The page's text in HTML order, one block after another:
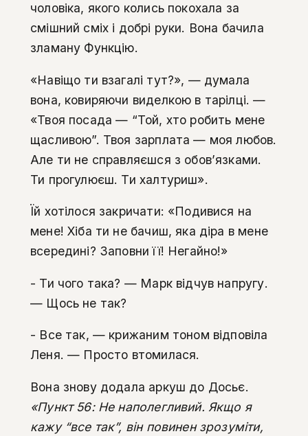
чоловіка, якого колись покохала за
смішний сміх і добрі руки. Вона бачила
зламану Функцію.
«Навіщо ти взагалі тут?», — думала
вона, ковиряючи виделкою в тарілці. —
«Твоя посада — “Той, хто робить мене
щасливою”. Твоя зарплата — моя любов.
Але ти не справляєшся з обов’язками.
Ти прогулюєш. Ти халтуриш».
Їй хотілося закричати: «Подивися на
мене! Хіба ти не бачиш, яка діра в мене
всередині? Заповни її! Негайно!»
- Ти чого така? — Марк відчув напругу.
— Щось не так?
- Все так, — крижаним тоном відповіла
Леня. — Просто втомилася.
Вона знову додала аркуш до Досьє.
«Пункт 56: Не наполегливий. Якщо я
кажу “все так”, він повинен зрозуміти,